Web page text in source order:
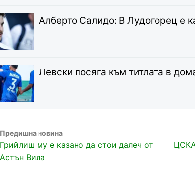
Алберто Салидо: В Лудогорец е
Левски посяга към титлата в
Грийлиш му е казано да стои далеч от
Астън Вила